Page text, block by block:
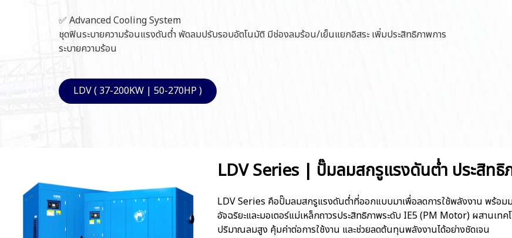
✅ Advanced Cooling System
ชุดฟินระบายความร้อนแรงดันต่ำ พัดลมปรับรอบอัตโนมัติ มีช่องลมร้อน/เย็นแยกอิสระ เพิ่มประสิทธิภาพการ
ระบายความร้อน
LDV ( 37-200KW | 50-270HP )
LDV Series | ปั๊มลมสกรูแรงดันต่ำ ประสิทธิ
LDV Series คือปั๊มลมสกรูแรงดันต่ำที่ออกแบบมาเพื่อลดการใช้พลังงาน พร้อม
อัจฉริยะและมอเตอร์แม่เหล็กถาวรประสิทธิภาพระดับ IE5 (PM Motor) ผสานเ
ปริมาณลมสูง คุ้มค่าต่อการใช้งาน และช่วยลดต้นทุนพลังงานได้อย่างชัดเจน